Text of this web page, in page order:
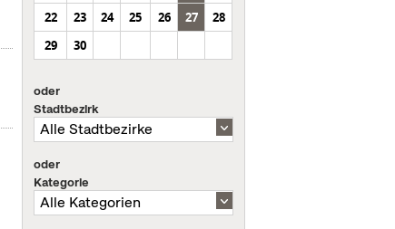
22
23 24 25 26 27
28
29
30
oder
Stadtbezirk
oder
Kategorie